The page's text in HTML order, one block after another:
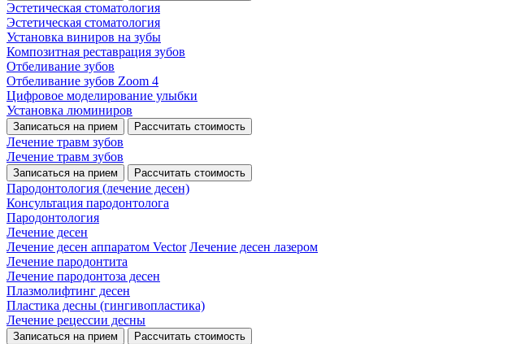
Эстетическая стоматология
Эстетическая стоматология
Установка виниров на зубы
Композитная реставрация зубов
Отбеливание зубов
Отбеливание зубов Zoom 4
Цифровое моделирование улыбки
Установка люминиров
Записаться на прием Рассчитать стоимость
Лечение травм зубов
Лечение травм зубов
Записаться на прием Рассчитать стоимость
Пародонтология (лечение десен)
Консультация пародонтолога
Пародонтология
Лечение десен
Лечение десен аппаратом Vector Лечение десен лазером
Лечение пародонтита
Лечение пародонтоза десен
Плазмолифтинг десен
Пластика десны (гингивопластика)
Лечение рецессии десны
Записаться на прием Рассчитать стоимость